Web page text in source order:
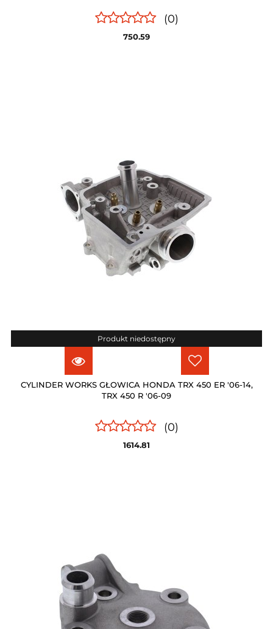
(0)
750.59
Produkt niedostępny
CYLINDER WORKS GŁOWICA HONDA TRX 450 ER '06-14,
TRX 450 R '06-09
(0)
1614.81